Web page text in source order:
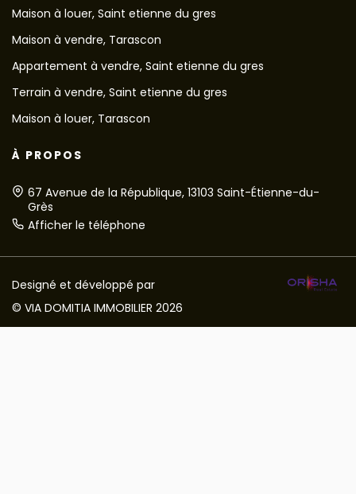
Maison à louer, Saint etienne du gres
Maison à vendre, Tarascon
Appartement à vendre, Saint etienne du gres
Terrain à vendre, Saint etienne du gres
Maison à louer, Tarascon
À PROPOS
67 Avenue de la République, 13103 Saint-Étienne-du-
Grès
Afficher le téléphone
Designé et développé par
© VIA DOMITIA IMMOBILIER 2026